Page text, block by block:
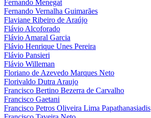
Fernando Menegat
Fernando Vernalha Guimarães
Flaviane Ribeiro de Araújo
Flávio Alcoforado
Flávio Amaral Garcia
Flávio Henrique Unes Pereira
Flávio Pansieri
Flávio Willeman
Floriano de Azevedo Marques Neto
Florivaldo Dutra Araujo
Francisco Bertino Bezerra de Carvalho
Francisco Gaetani
Francisco Petros Oliveira Lima Papathanasiadis